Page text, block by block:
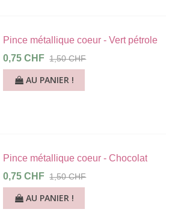
Pince métallique coeur - Vert pétrole
0,75 CHF 1,50 CHF
AU PANIER !
Pince métallique coeur - Chocolat
0,75 CHF 1,50 CHF
AU PANIER !